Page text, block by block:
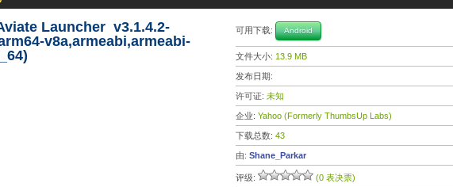
Launcher v3.1.4.2-
v8a,armeabi,armeabi-
可用下载: Android
文件大小: 13.9 MB
发布日期:
许可证: 未知
企业: Yahoo (Formerly ThumbsUp Labs)
下载总数: 43
由: Shane_Parkar
评级: (0 表决票)